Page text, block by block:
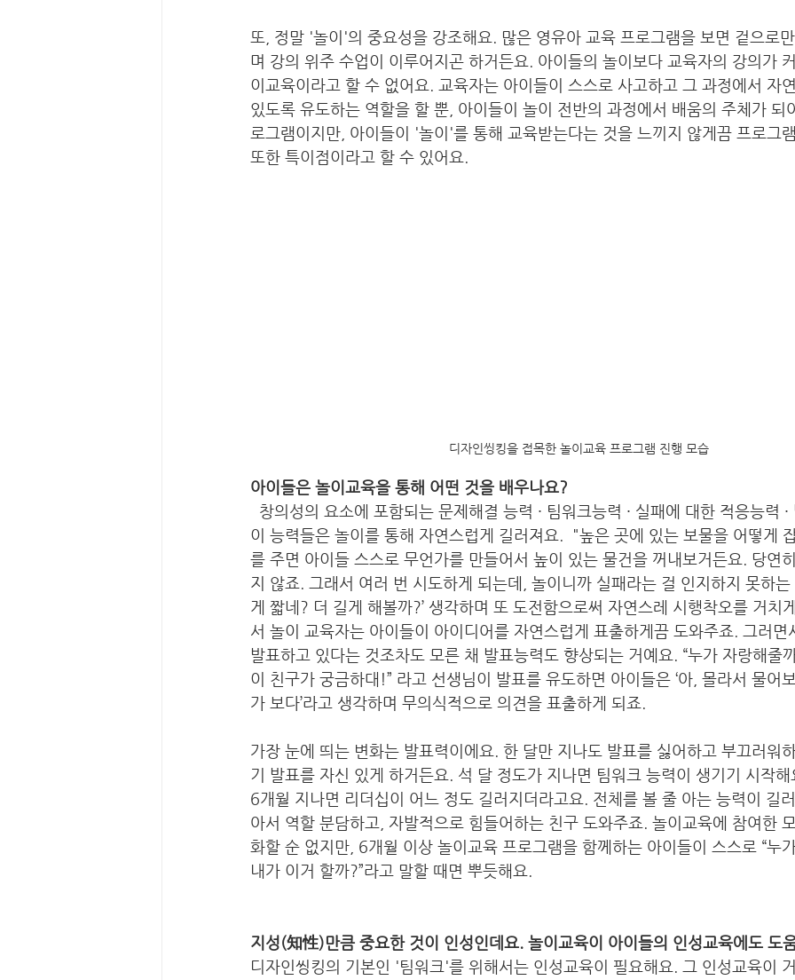
또, 정말 '놀이'의 중요성을 강조해요. 많은 영유아 교육 프로그램을 보면 겉으로
며 강의 위주 수업이 이루어지곤 하거든요. 아이들의 놀이보다 교육자의 강의가
이교육이라고 할 수 없어요. 교육자는 아이들이 스스로 사고하고 그 과정에서 자
있도록 유도하는 역할을 할 뿐, 아이들이 놀이 전반의 과정에서 배움의 주체가 되
로그램이지만, 아이들이 '놀이'를 통해 교육받는다는 것을 느끼지 않게끔 프로그
또한 특이점이라고 할 수 있어요.
디자인씽킹을 접목한 놀이교육 프로그램 진행 모습
아이들은 놀이교육을 통해 어떤 것을 배우나요?
이 능력들은 놀이를 통해 자연스럽게 길러져요.  "높은 곳에 있는 보물을 어떻게
를 주면 아이들 스스로 무언가를 만들어서 높이 있는 물건을 꺼내보거든요. 당연
지 않죠. 그래서 여러 번 시도하게 되는데, 놀이니까 실패라는 걸 인지하지 못하는
게 짧네? 더 길게 해볼까?’ 생각하며 또 도전함으로써 자연스레 시행착오를 거치
서 놀이 교육자는 아이들이 아이디어를 자연스럽게 표출하게끔 도와주죠. 그러면
발표하고 있다는 것조차도 모른 채 발표능력도 향상되는 거예요. “누가 자랑해줄
이 친구가 궁금하대!” 라고 선생님이 발표를 유도하면 아이들은 ‘아, 몰라서 물어보
가 보다’라고 생각하며 무의식적으로 의견을 표출하게 되죠.
가장 눈에 띄는 변화는 발표력이에요. 한 달만 지나도 발표를 싫어하고 부끄러워
기 발표를 자신 있게 하거든요. 석 달 정도가 지나면 팀워크 능력이 생기기 시작
6개월 지나면 리더십이 어느 정도 길러지더라고요. 전체를 볼 줄 아는 능력이 길
아서 역할 분담하고, 자발적으로 힘들어하는 친구 도와주죠. 놀이교육에 참여한
화할 순 없지만, 6개월 이상 놀이교육 프로그램을 함께하는 아이들이 스스로 “누
내가 이거 할까?”라고 말할 때면 뿌듯해요.
지성(知性)만큼 중요한 것이 인성인데요. 놀이교육이 아이들의 인성교육에도 도
디자인씽킹의 기본인 '팀워크'를 위해서는 인성교육이 필요해요. 그 인성교육이